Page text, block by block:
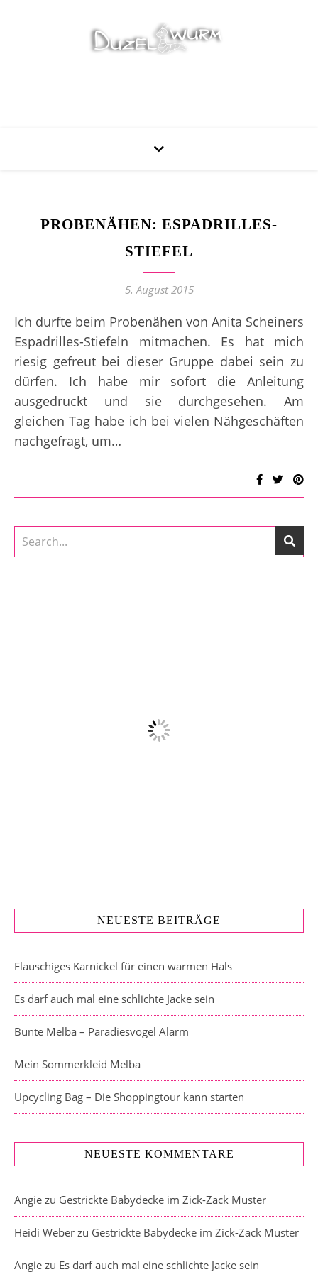
PROBENÄHEN: ESPADRILLES-
STIEFEL
5. August 2015
Ich durfte beim Probenähen von Anita Scheiners
Espadrilles-Stiefeln mitmachen. Es hat mich
riesig gefreut bei dieser Gruppe dabei sein zu
dürfen. Ich habe mir sofort die Anleitung
ausgedruckt und sie durchgesehen. Am
gleichen Tag habe ich bei vielen Nähgeschäften
nachgefragt, um…
NEUESTE BEITRÄGE
Flauschiges Karnickel für einen warmen Hals
Es darf auch mal eine schlichte Jacke sein
Bunte Melba – Paradiesvogel Alarm
Mein Sommerkleid Melba
Upcycling Bag – Die Shoppingtour kann starten
NEUESTE KOMMENTARE
Angie zu Gestrickte Babydecke im Zick-Zack Muster
Heidi Weber zu Gestrickte Babydecke im Zick-Zack Muster
Angie zu Es darf auch mal eine schlichte Jacke sein